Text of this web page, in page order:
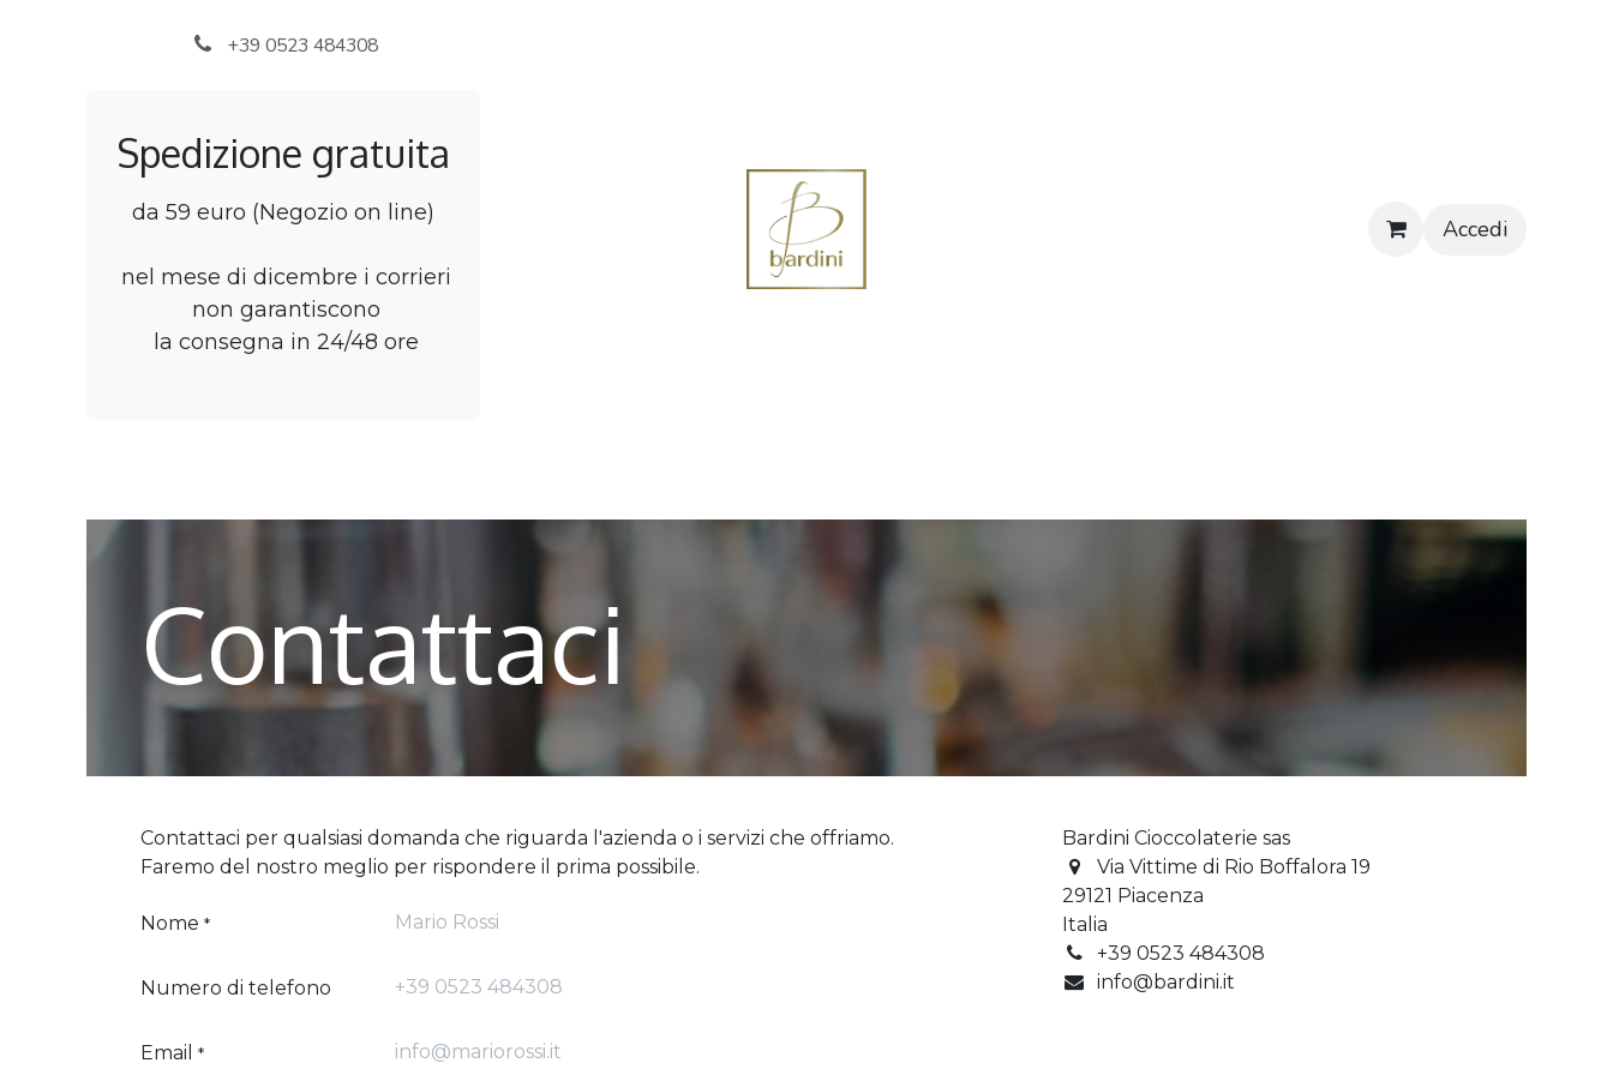
+39 0523 484308
Spedizione gratuita
da 59 euro (Negozio on line)
nel mese di dicembre i corrieri
non garantiscono
la consegna in 24/48 ore
Accedi
Contattaci
Contattaci per qualsiasi domanda che riguarda l'azienda o i servizi che offriamo.
Faremo del nostro meglio per rispondere il prima possibile.
Nome *
Numero di telefono
Email *
Bardini Cioccolaterie sas
Via Vittime di Rio Boffalora 19
29121 Piacenza
Italia
+39 0523 484308
info@bardini.it